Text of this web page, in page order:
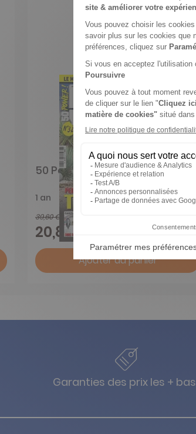
50 Power
1 an
39,60 €
20,83 €
Ajouter au panier
Garanties des prix les + bas